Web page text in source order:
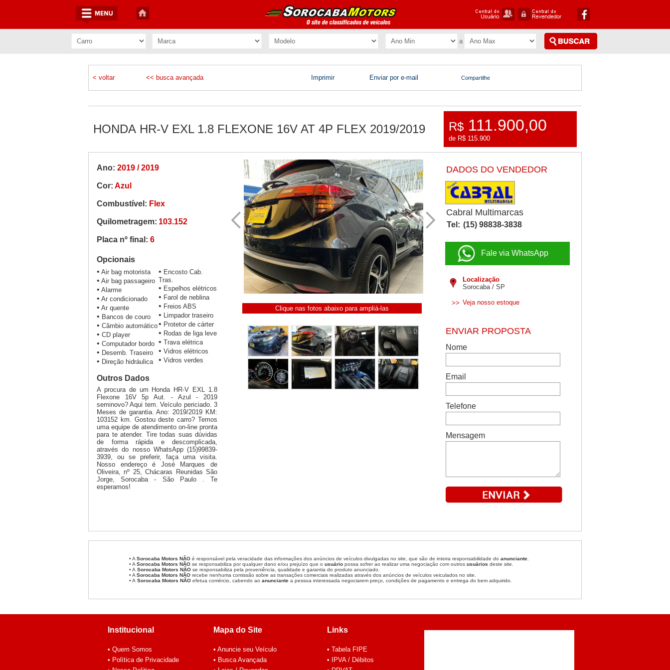
< voltar << busca avançada Imprimir Enviar por e-mail Compartilhe
HONDA HR-V EXL 1.8 FLEXONE 16V AT 4P FLEX 2019/2019 R$ 111.900,00
de R$ 115.900
Ano: 2019 / 2019
Cor: Azul
Combustível: Flex
Quilometragem: 103.152
Placa nº final: 6
Opcionais
• Air bag motorista
• Air bag passageiro
• Alarme
• Ar condicionado
• Ar quente
• Bancos de couro
• Câmbio automático
• CD player
• Computador bordo
• Desemb. Traseiro
• Direção hidráulica
• Encosto Cab.
Tras.
• Espelhos elétricos
• Farol de neblina
• Freios ABS
• Limpador traseiro
• Protetor de cárter
• Rodas de liga leve
• Trava elétrica
• Vidros elétricos
• Vidros verdes
Outros Dados
A procura de um Honda HR-V EXL 1.8
Flexone 16V 5p Aut. - Azul - 2019
seminovo? Aqui tem. Veículo periciado. 3
Meses de garantia. Ano: 2019/2019 KM:
103152 km. Gostou deste carro? Temos
uma equipe de atendimento on-line pronta
para te atender. Tire todas suas dúvidas
de forma rápida e descomplicada,
através do nosso WhatsApp (15)99839-
3939, ou se preferir, faça uma visita.
Nosso endereço é José Marques de
Oliveira, nº 25, Chácaras Reunidas São
Jorge, Sorocaba - São Paulo . Te
esperamos!
Clique nas fotos abaixo para ampliá-las
DADOS DO VENDEDOR
Cabral Multimarcas
Tel: (15) 98838-3838
Fale via WhatsApp
Localização
Sorocaba / SP
>> Veja nosso estoque
• A Sorocaba Motors NÃO é responsável pela veracidade das informações dos anúncios de veículos divulgadas no site, que são de inteira responsabilidade do anunciante
• A Sorocaba Motors NÃO se responsabiliza por qualquer dano e/ou prejuízo que o usuário possa sofrer ao realizar uma negociação com outros usuários deste site.
• A Sorocaba Motors NÃO se responsabiliza pela proveniência, qualidade e garantia do produto anunciado.
• A Sorocaba Motors NÃO recebe nenhuma comissão sobre as transações comerciais realizadas através dos anúncios de veículos veiculados no site.
• A Sorocaba Motors NÃO efetua comércio, cabendo ao anunciante a pessoa interessada negociarem preço, condições de pagamento e entrega do bem adquirido.